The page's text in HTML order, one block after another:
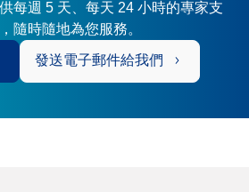
每週 5 天、每天 24 小時的專家支
隨時隨地為您服務。
發送電子郵件給我們